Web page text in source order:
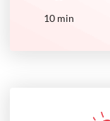
10 min